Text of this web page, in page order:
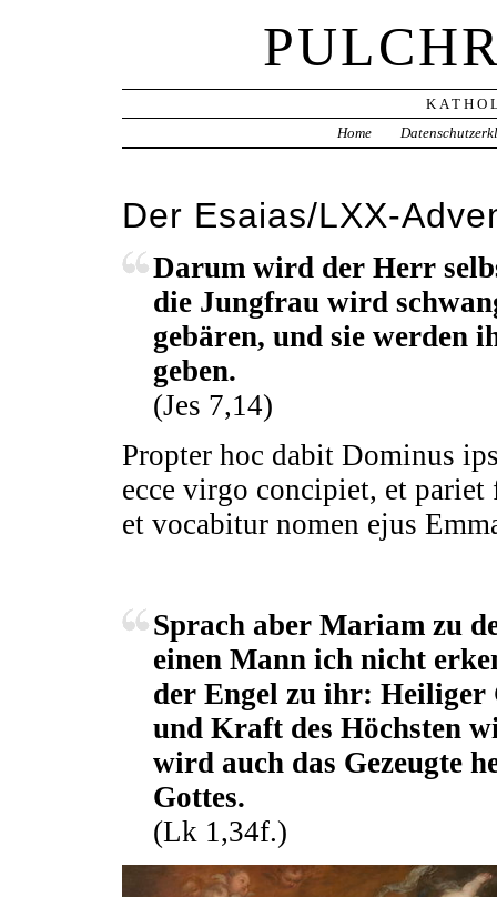
Home
Der Esaias/LXX-
Darum wird der Herr
die Jungfrau wird
gebären, und sie werden
geben.
(Jes 7,14)
Propter hoc dabit Dominus
ecce virgo concipiet, et
et vocabitur nomen ejus
Sprach aber Mariam zu
einen Mann ich nicht
der Engel zu ihr: Heiliger
und Kraft des Höchsten
wird auch das Gezeugte
Gottes.
(Lk 1,34f.)